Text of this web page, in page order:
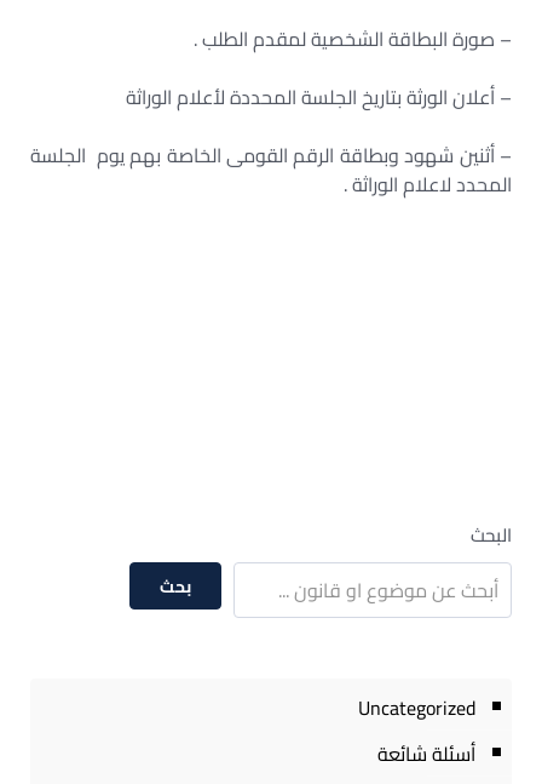
– صورة البطاقة الشخصية لمقدم الطلب .
– أعلان الورثة بتاريخ الجلسة المحددة لأعلام الوراثة
– أثنين شهود وبطاقة الرقم القومى الخاصة بهم يوم الجلسة
المحدد لاعلام الوراثة .
البحث
بحث
Uncategorized
أسئلة شائعة